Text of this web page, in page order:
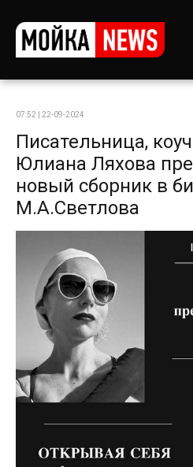
07:52 | 22-09-2024
Писательница,
Юлиана Ляхова
новый сборник в
М.А.Светлова